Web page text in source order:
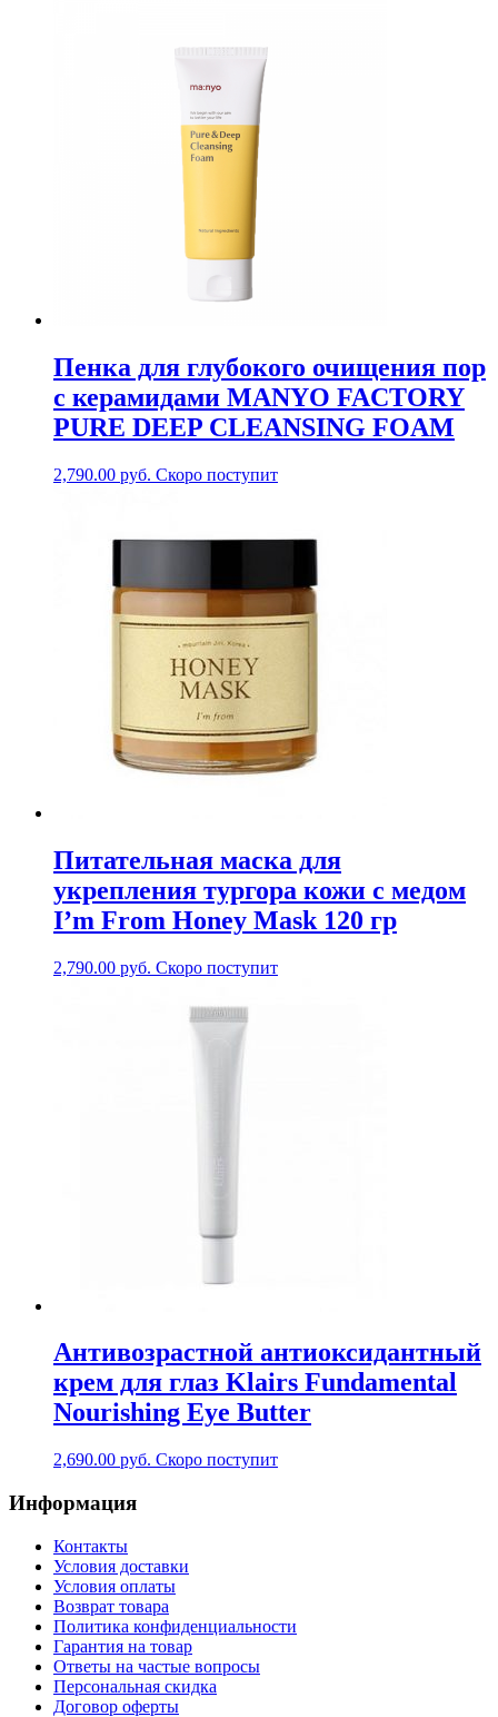
Пенка для глубокого очищения пор
с керамидами MANYO FACTORY
PURE DEEP CLEANSING FOAM
2,790.00 руб. Скоро поступит
Питательная маска для
укрепления тургора кожи с медом
I’m From Honey Mask 120 гр
2,790.00 руб. Скоро поступит
Антивозрастной антиоксидантный
крем для глаз Klairs Fundamental
Nourishing Eye Butter
2,690.00 руб. Скоро поступит
Информация
Контакты
Условия доставки
Условия оплаты
Возврат товара
Политика конфиденциальности
Гарантия на товар
Ответы на частые вопросы
Персональная скидка
Договор оферты